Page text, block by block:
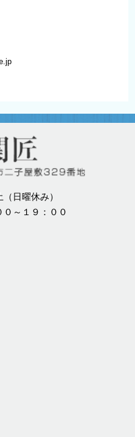
日曜休み）
～１９：００